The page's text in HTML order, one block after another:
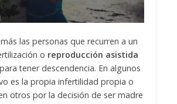
las personas que recurren a un
o reproducción asistida
tener descendencia. En algunos
es la propia infertilidad propia o
otros por la decisión de ser madre